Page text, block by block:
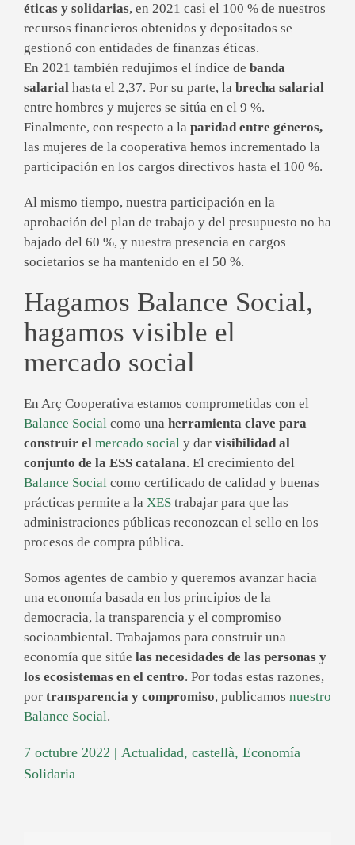
éticas y solidarias, en 2021 casi el 100 % de nuestros
recursos financieros obtenidos y depositados se
gestionó con entidades de finanzas éticas.
En 2021 también redujimos el índice de banda
salarial hasta el 2,37. Por su parte, la brecha salarial
entre hombres y mujeres se sitúa en el 9 %.
Finalmente, con respecto a la paridad entre géneros,
las mujeres de la cooperativa hemos incrementado la
participación en los cargos directivos hasta el 100 %.
Al mismo tiempo, nuestra participación en la
aprobación del plan de trabajo y del presupuesto no ha
bajado del 60 %, y nuestra presencia en cargos
societarios se ha mantenido en el 50 %.
Hagamos Balance Social,
hagamos visible el
mercado social
En Arç Cooperativa estamos comprometidas con el
Balance Social como una herramienta clave para
construir el mercado social y dar visibilidad al
conjunto de la ESS catalana. El crecimiento del
Balance Social como certificado de calidad y buenas
prácticas permite a la XES trabajar para que las
administraciones públicas reconozcan el sello en los
procesos de compra pública.
Somos agentes de cambio y queremos avanzar hacia
una economía basada en los principios de la
democracia, la transparencia y el compromiso
socioambiental. Trabajamos para construir una
economía que sitúe las necesidades de las personas y
los ecosistemas en el centro. Por todas estas razones,
por transparencia y compromiso, publicamos nuestro
Balance Social.
7 octubre 2022 | Actualidad, castellà, Economía
Solidaria